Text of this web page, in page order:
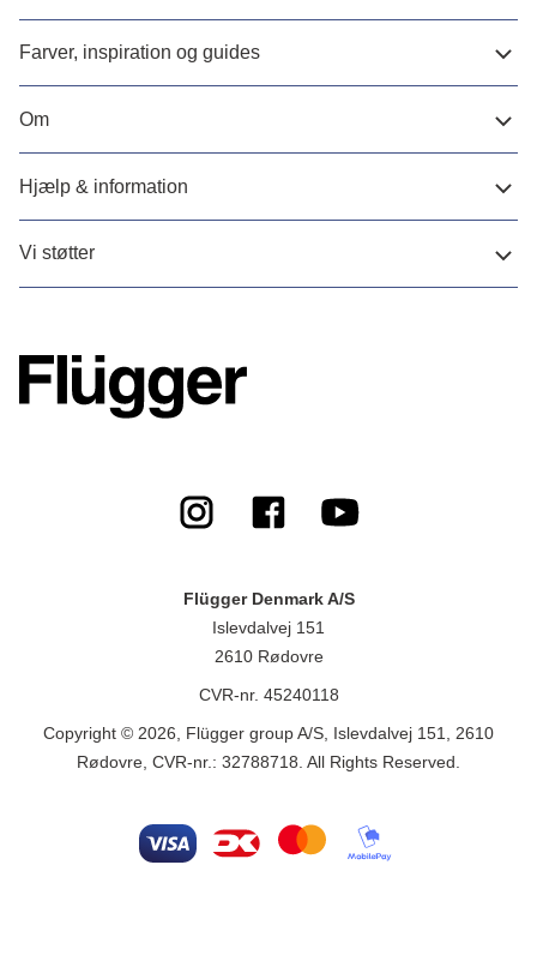
Farver, inspiration og guides
Om
Hjælp & information
Vi støtter
Flügger Denmark A/S
Islevdalvej 151
2610 Rødovre
CVR-nr. 45240118
Copyright © 2026, Flügger group A/S, Islevdalvej 151, 2610
Rødovre, CVR-nr.: 32788718. All Rights Reserved.